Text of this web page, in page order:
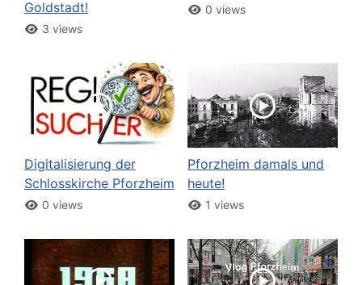
Goldstadt!
3 views
0 views
Digitalisierung der
Schlosskirche Pforzheim
0 views
Pforzheim damals und
heute!
1 views